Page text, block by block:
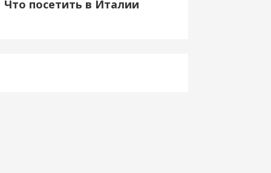
Что посетить в Италии